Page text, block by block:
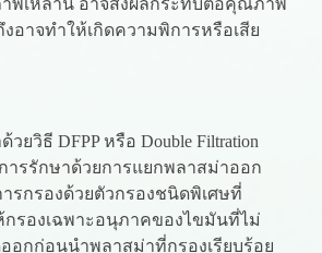
พเหล่านี้ อาจส่งผลกระทบต่อคุณภาพ
อาจทำให้เกิดความพิการหรือเสีย
ยวิธี DFPP หรือ Double Filtration
การรักษาด้วยการแยกพลาสม่าออก
รกรองด้วยตัวกรองชนิดพิเศษที่
รองเฉพาะอนุภาคของไขมันที่ไม่
อกก่อนนำพลาสม่าที่กรองเรียบร้อย